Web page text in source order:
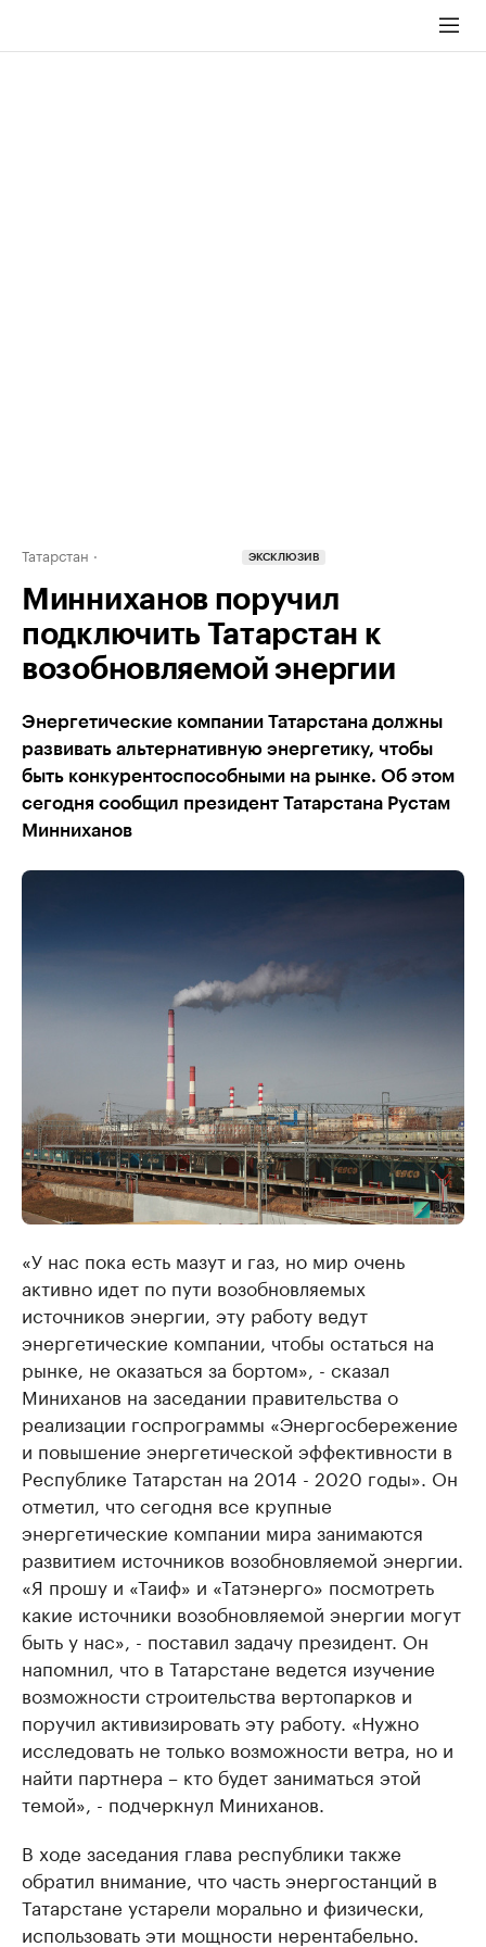
Татарстан ЭКСКЛЮЗИВ
Минниханов поручил
подключить Татарстан к
возобновляемой энергии
Энергетические компании Татарстана должны
развивать альтернативную энергетику, чтобы
быть конкурентоспособными на рынке. Об этом
сегодня сообщил президент Татарстана Рустам
Минниханов
«У нас пока есть мазут и газ, но мир очень
активно идет по пути возобновляемых
источников энергии, эту работу ведут
энергетические компании, чтобы остаться на
рынке, не оказаться за бортом», - сказал
Миниханов на заседании правительства о
реализации госпрограммы «Энергосбережение
и повышение энергетической эффективности в
Республике Татарстан на 2014 - 2020 годы». Он
отметил, что сегодня все крупные
энергетические компании мира занимаются
развитием источников возобновляемой энергии.
«Я прошу и «Таиф» и «Татэнерго» посмотреть
какие источники возобновляемой энергии могут
быть у нас», - поставил задачу президент. Он
напомнил, что в Татарстане ведется изучение
возможности строительства вертопарков и
поручил активизировать эту работу. «Нужно
исследовать не только возможности ветра, но и
найти партнера – кто будет заниматься этой
темой», - подчеркнул Миниханов.
В ходе заседания глава республики также
обратил внимание, что часть энергостанций в
Татарстане устарели морально и физически,
использовать эти мощности нерентабельно.